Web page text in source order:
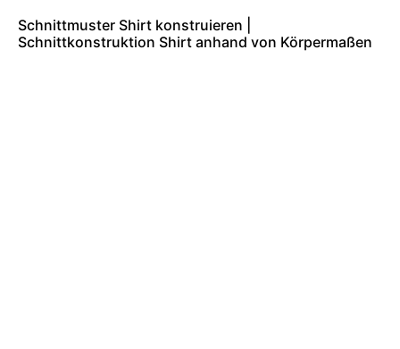
Schnittmuster Shirt konstruieren |
Schnittkonstruktion Shirt anhand von Körpermaßen